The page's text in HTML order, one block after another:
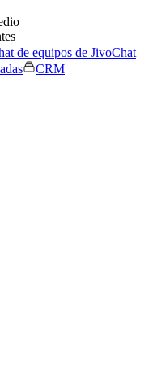
de equipos de JivoChat
CRM